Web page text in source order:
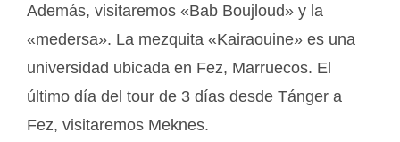
Además, visitaremos «Bab Boujloud» y la
«medersa». La mezquita «Kairaouine» es una
universidad ubicada en Fez, Marruecos. El
último día del tour de 3 días desde Tánger a
Fez, visitaremos Meknes.